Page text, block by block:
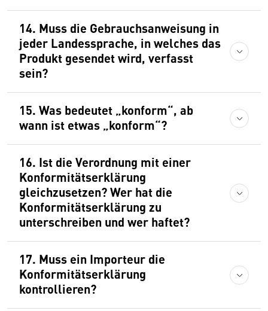
14. Muss die Gebrauchsanweisung in
jeder Landessprache, in welches das
Produkt gesendet wird, verfasst
sein?
15. Was bedeutet „konform“, ab
wann ist etwas „konform“?
16. Ist die Verordnung mit einer
Konformitätserklärung
gleichzusetzen? Wer hat die
Konformitätserklärung zu
unterschreiben und wer haftet?
17. Muss ein Importeur die
Konformitätserklärung
kontrollieren?